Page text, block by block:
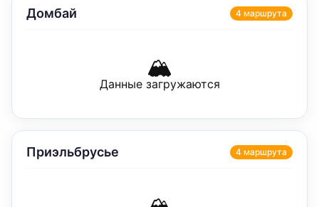
Домбай 4 маршрута
🏔️
Данные загружаются
Приэльбрусье 4 маршрута